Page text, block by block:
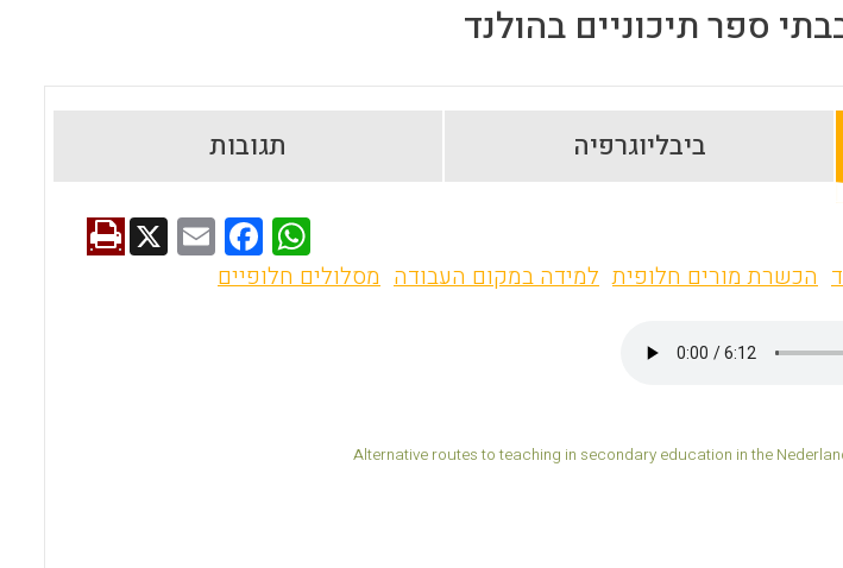
ספר תיכוניים בהולנד
ביבליוגרפיה תגובות
W
h
F
a
E
m
X
הכשרת מורים חלופית למידה במקום העבודה מסלולים חלופיים
Alternative routes to teaching in secondary education in the